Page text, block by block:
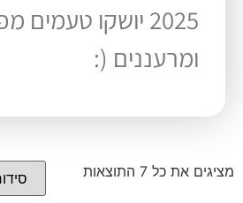
2025 יושקו טעמים
ומרעננים (:
מציגים את כל ⁦7⁩ התוצאות